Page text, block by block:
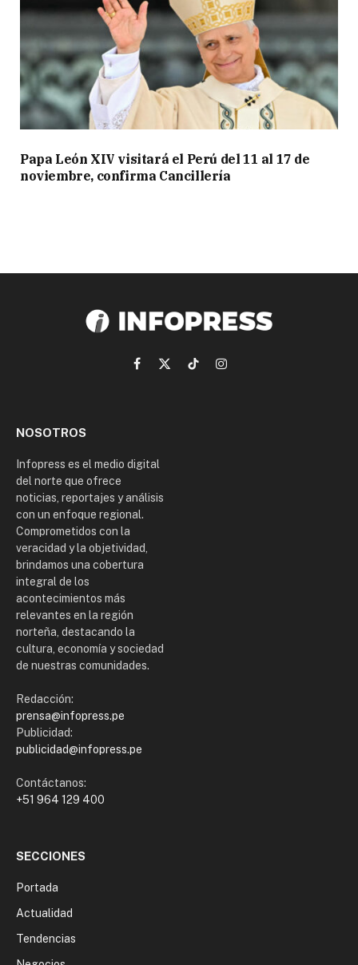
Papa León XIV visitará el Perú del 11 al 17 de
noviembre, confirma Cancillería
Facebook
X
TikTokInstagram
NOSOTROS
Infopress es el medio digital
del norte que ofrece
noticias, reportajes y análisis
con un enfoque regional.
Comprometidos con la
veracidad y la objetividad,
brindamos una cobertura
integral de los
acontecimientos más
relevantes en la región
norteña, destacando la
cultura, economía y sociedad
de nuestras comunidades.
Redacción:
prensa@infopress.pe
Publicidad:
publicidad@infopress.pe
Contáctanos:
+51 964 129 400
SECCIONES
Portada
Actualidad
Tendencias